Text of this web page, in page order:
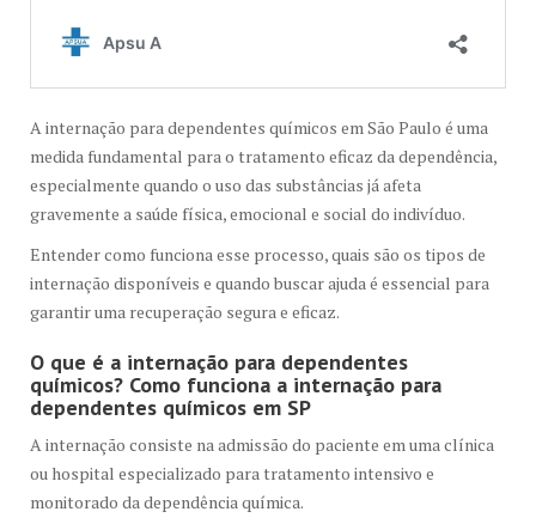
A internação para dependentes químicos em São Paulo é uma
medida fundamental para o tratamento eficaz da dependência,
especialmente quando o uso das substâncias já afeta
gravemente a saúde física, emocional e social do indivíduo.
Entender como funciona esse processo, quais são os tipos de
internação disponíveis e quando buscar ajuda é essencial para
garantir uma recuperação segura e eficaz.
O que é a internação para dependentes
químicos? Como funciona a internação para
dependentes químicos em SP
A internação consiste na admissão do paciente em uma clínica
ou hospital especializado para tratamento intensivo e
monitorado da dependência química.